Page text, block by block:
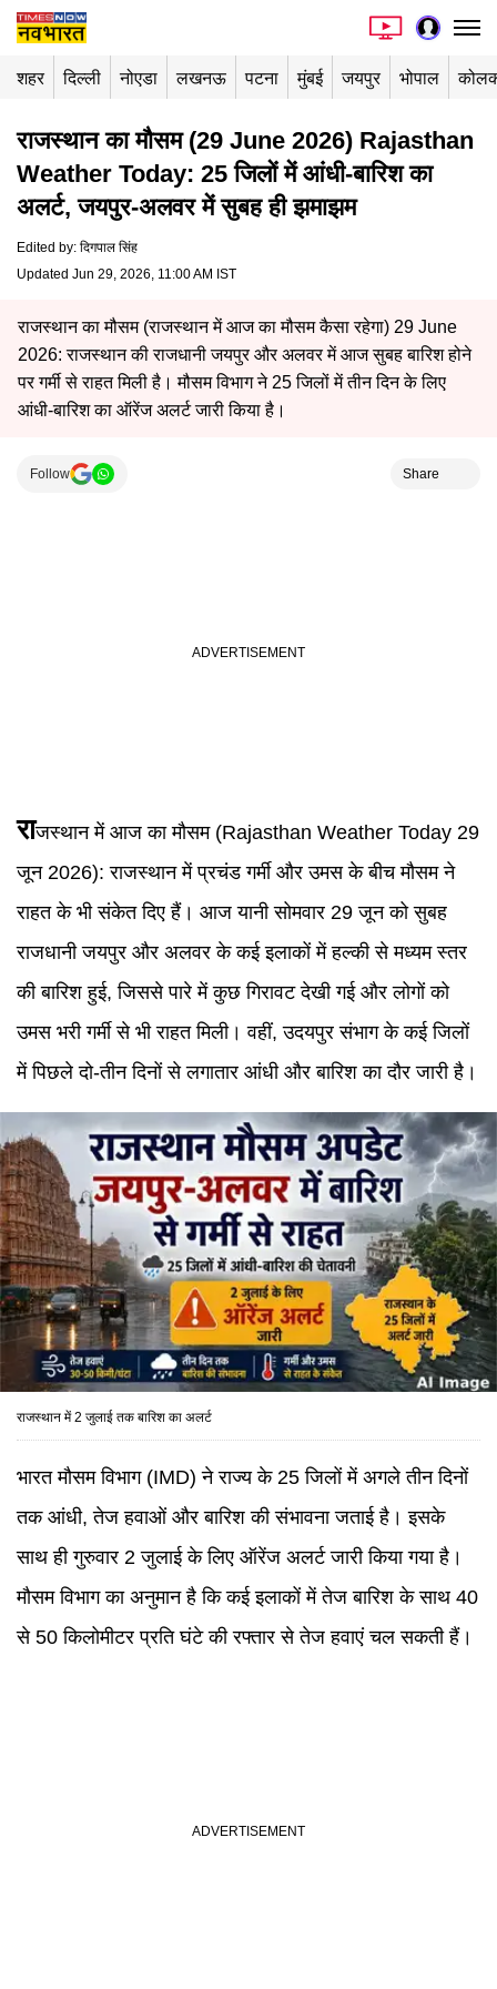
शहर दिल्ली नोएडा लखनऊ पटना मुंबई जयपुर भोपाल
राजस्थान का मौसम (29 June 2026) Rajasthan
Weather Today: 25 जिलों में आंधी-बारिश का
अलर्ट, जयपुर-अलवर में सुबह ही झमाझम
Edited by: दिगपाल सिंह
Updated Jun 29, 2026, 11:00 AM IST
राजस्थान का मौसम (राजस्थान में आज का मौसम कैसा रहेगा) 29 June
2026: राजस्थान की राजधानी जयपुर और अलवर में आज सुबह बारिश होने
पर गर्मी से राहत मिली है। मौसम विभाग ने 25 जिलों में तीन दिन के लिए
आंधी-बारिश का ऑरेंज अलर्ट जारी किया है।
Follow Share
राजस्थान में आज का मौसम (Rajasthan Weather Today 29
जून 2026):राजस्थान में प्रचंड गर्मी और उमस के बीच मौसम ने
राहत के भी संकेत दिए हैं। आज यानी सोमवार 29 जून को सुबह
राजधानी जयपुर और अलवर के कई इलाकों में हल्की से मध्यम स्तर
की बारिश हुई, जिससे पारे में कुछ गिरावट देखी गई और लोगों को
उमस भरी गर्मी से भी राहत मिली। वहीं, उदयपुर संभाग के कई जिलों
में पिछले दो-तीन दिनों से लगातार आंधी और बारिश का दौर जारी है।
राजस्थान में 2 जुलाई तक बारिश का अलर्ट
भारत मौसम विभाग (IMD) ने राज्य के 25 जिलों में अगले तीन दिनों
तक आंधी, तेज हवाओं और बारिश की संभावना जताई है। इसके
साथ ही गुरुवार 2 जुलाई के लिए ऑरेंज अलर्ट जारी किया गया है।
मौसम विभाग का अनुमान है कि कई इलाकों में तेज बारिश के साथ 40
से 50 किलोमीटर प्रति घंटे की रफ्तार से तेज हवाएं चल सकती हैं।